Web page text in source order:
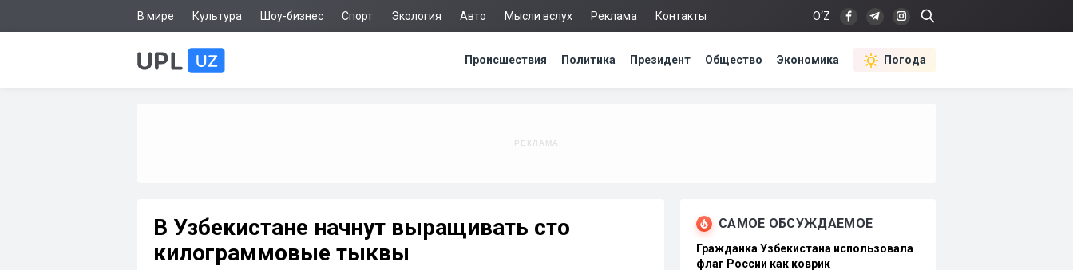
В мире Культура Шоу-бизнес Спорт Экология Авто Мысли вслух Реклама Контакты O‘Z
Происшествия Политика Президент Общество Экономика Погода
В Узбекистане начнут выращивать сто
килограммовые тыквы
САМОЕ ОБСУЖДАЕМОЕ
Гражданка Узбекистана использовала
флаг России как коврик